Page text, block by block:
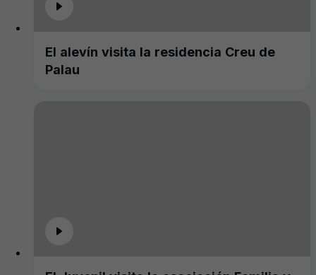
El alevín visita la residencia Creu de
Palau